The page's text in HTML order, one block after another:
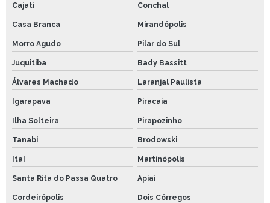
Cajati Conchal
Casa Branca Mirandópolis
Morro Agudo Pilar do Sul
Juquitiba Bady Bassitt
Álvares Machado Laranjal Paulista
Igarapava Piracaia
Ilha Solteira Pirapozinho
Tanabi Brodowski
Itaí Martinópolis
Santa Rita do Passa Quatro Apiaí
Cordeirópolis Dois Córregos